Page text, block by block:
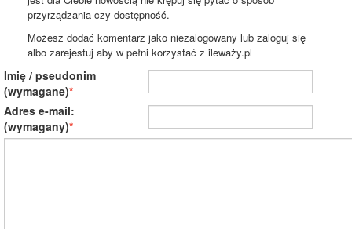
przyrządzania czy dostępność.
Możesz dodać komentarz jako niezalogowany lub zaloguj się
albo zarejestuj aby w pełni korzystać z ileważy.pl
Imię / pseudonim
(wymagane)
Adres e-mail:
(wymagany)